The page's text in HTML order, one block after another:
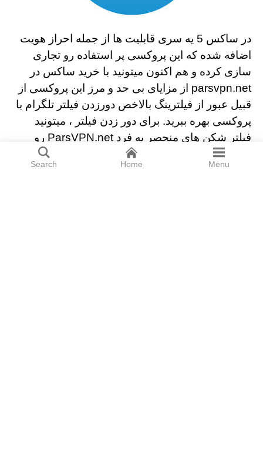
Menu
Home
Search
در ساکس 5 یه سری قابلیت ها از جمله احراز هویت
اضافه شده که این پروکسی پر استفاده رو تجاری
سازی کرده و هم اکنون میتونید با خرید ساکس در
parsvpn.net از مزایای بی حد و مرز این پروکسی از
قبیل عبور از فیلترینگ بالاخص دورزدن فیلتر تلگرام با
پروکسی بهره ببرید. برای دور زدن فیلتر ، میتونید
فیلتر شکن های منحصر به فرد ParsVPN.net رو
خرید کنید یا انواع VPN خرید کنید. وی پی ان های
پارس وی پی ان همگی قابلیت فعال سازی تلگرام را